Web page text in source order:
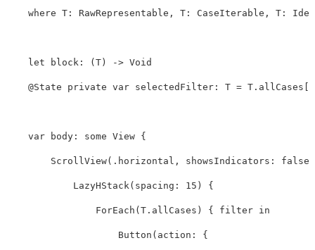
where T : RawRepresentable , T : CaseIterable , T :
let block : ( T ) -> Void
@State private var selectedFilter : T = T . allCases
var body : some View {
ScrollView( . horizontal , showsIndicators : false
LazyHStack( spacing : 15 ) {
ForEach ( T . allCases ) { filter in
Button ( action : {